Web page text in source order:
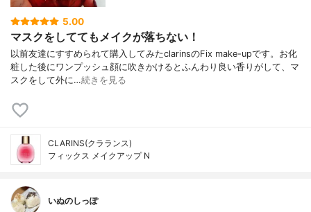
5.00
マスクをしててもメイクが落ちない！
以前友達にすすめられて購入してみたclarinsのFix make-upです。お化
粧した後にワンプッシュ顔に吹きかけるとふんわり良い香りがして、マ
スクをして外に…続きを見る
CLARINS(クラランス)
フィックス メイクアップ N
いぬのしっぽ